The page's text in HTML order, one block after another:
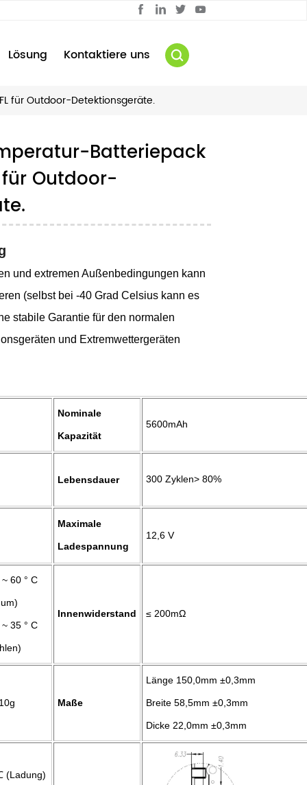
Lösung Kontaktiere uns
für Outdoor-Detektionsgeräte.
Batteriepack
für Outdoor-
und extremen Außenbedingungen kann
(selbst bei -40 Grad Celsius kann es
stabile Garantie für den normalen
und Extremwettergeräten
Nominale
Kapazität
5600mAh
Lebensdauer 300 Zyklen> 80%
Maximale
Ladespannung
12,6 V
60 ° C
35 ° C
Innenwiderstand ≤ 200mΩ
Maße
Länge 150,0mm ±0,3mm
Breite 58,5mm ±0,3mm
Dicke 22,0mm ±0,3mm
(Ladung)